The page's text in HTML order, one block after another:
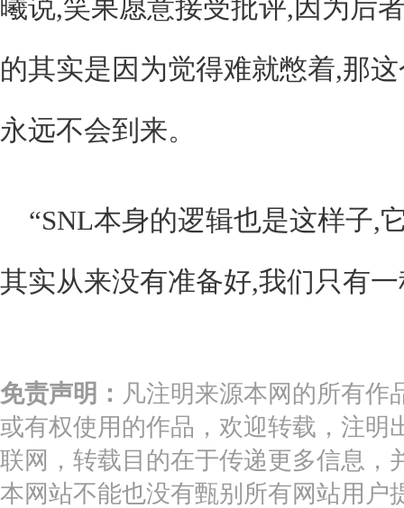
曦说,笑果愿意接受批评,因为后
的其实是因为觉得难就憋着,那
永远不会到来。
“SNL本身的逻辑也是这样子,
其实从来没有准备好,我们只有
免责声明： 凡注明来源本网的所有作
或有权使用的作品，欢迎转载，注明
联网，转载目的在于传递更多信息，
本网站不能也没有甄别所有网站用户